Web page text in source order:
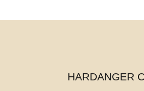
HARDANGER